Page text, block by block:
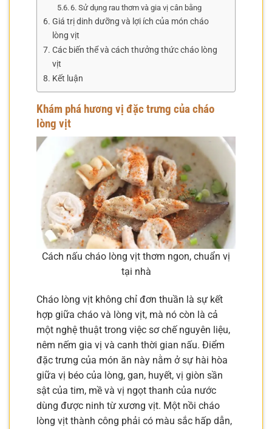
6. Sử dụng rau thơm và gia vị cân bằng
Giá trị dinh dưỡng và lợi ích của món cháo
lòng vịt
Các biến thể và cách thưởng thức cháo lòng
vịt
Kết luận
Khám phá hương vị đặc trưng của cháo
lòng vịt
Cách nấu cháo lòng vịt thơm ngon, chuẩn vị
tại nhà
Cháo lòng vịt không chỉ đơn thuần là sự kết
hợp giữa cháo và lòng vịt, mà nó còn là cả
một nghệ thuật trong việc sơ chế nguyên liệu,
nêm nếm gia vị và canh thời gian nấu. Điểm
đặc trưng của món ăn này nằm ở sự hài hòa
giữa vị béo của lòng, gan, huyết, vị giòn sần
sật của tim, mề và vị ngọt thanh của nước
dùng được ninh từ xương vịt. Một nồi cháo
lòng vịt thành công phải có màu sắc hấp dẫn,